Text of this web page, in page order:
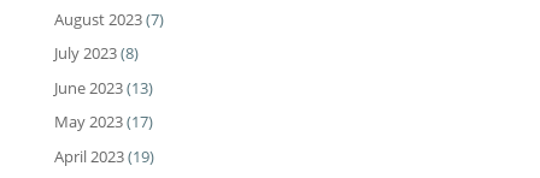
August 2023(7)
July 2023(8)
June 2023(13)
May 2023(17)
April 2023(19)